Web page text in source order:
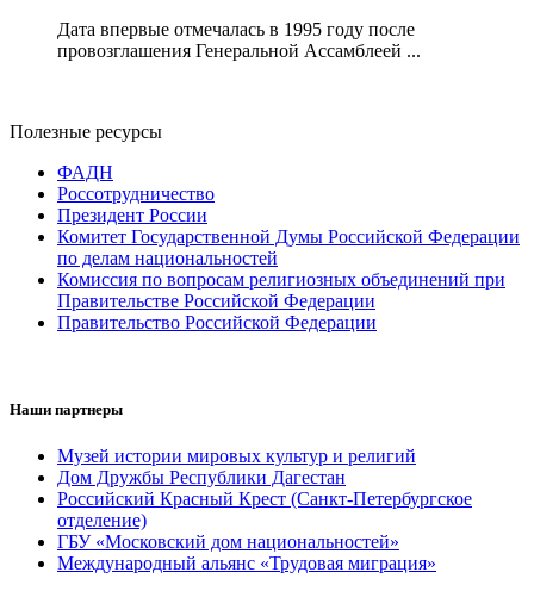
Дата впервые отмечалась в 1995 году после
провозглашения Генеральной Ассамблеей ...
Полезные ресурсы
ФАДН
Россотрудничество
Президент России
Комитет Государственной Думы Российской Федерации
по делам национальностей
Комиссия по вопросам религиозных объединений при
Правительстве Российской Федерации
Правительство Российской Федерации
Наши партнеры
Музей истории мировых культур и религий
Дом Дружбы Республики Дагестан
Российский Красный Крест (Санкт-Петербургское
отделение)
ГБУ «Московский дом национальностей»
Международный альянс «Трудовая миграция»